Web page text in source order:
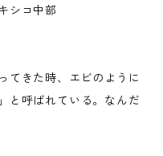
シコ中部
てきた時、エビのように
と呼ばれている。なんだ